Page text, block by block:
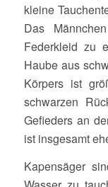
kleine
Das
Federkleid zu
Haube aus
Körpers ist
schwarzen
Gefieders an
ist insgesamt
Kapensäger